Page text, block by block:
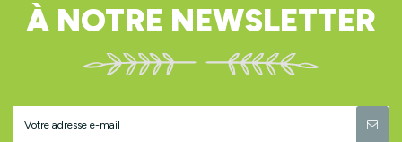
À NOTRE NEWSLETTER